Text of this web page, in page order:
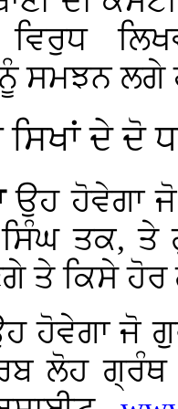
ਸਮਝਨ ਲਗੇ
ਸਿਖਾਂ ਦੇ ਦੋ
ਉਹ ਹੋਵੇਗਾ ਜੋ
ਤਕ, ਤੇ
ਤੇ ਕਿਸੇ ਹੋਰ
ਹੋਵੇਗਾ ਜੋ
ਲੋਹ ਗ੍ਰੰਥ